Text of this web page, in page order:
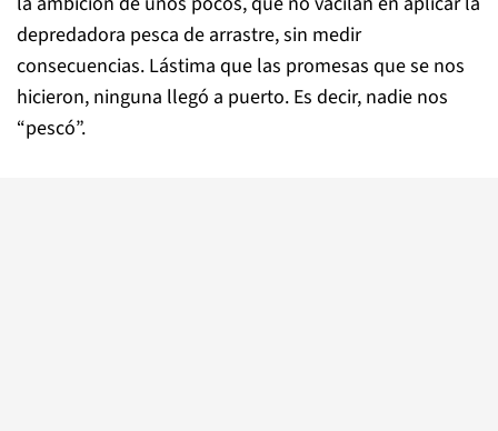
depredadora pesca de arrastre, sin medir
consecuencias. Lástima que las promesas que se nos
hicieron, ninguna llegó a puerto. Es decir, nadie nos
“pescó”.